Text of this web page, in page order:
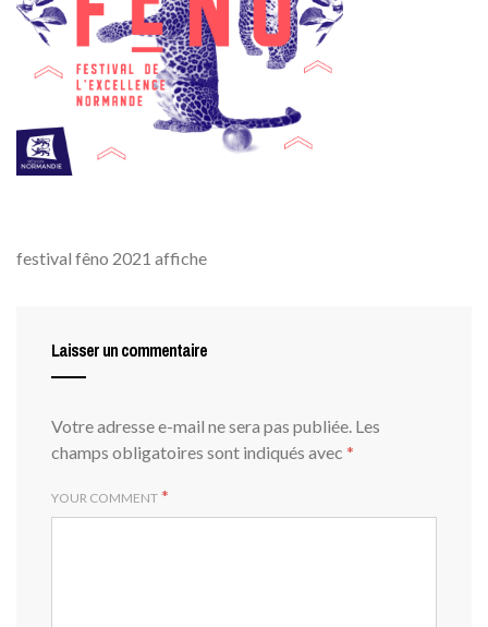
festival fêno 2021 affiche
Laisser un commentaire
Votre adresse e-mail ne sera pas publiée. Les
champs obligatoires sont indiqués avec *
YOUR COMMENT *